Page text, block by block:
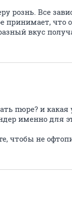
рознь. Все
что
вкус
пюре? и какая
именно для
чтобы не